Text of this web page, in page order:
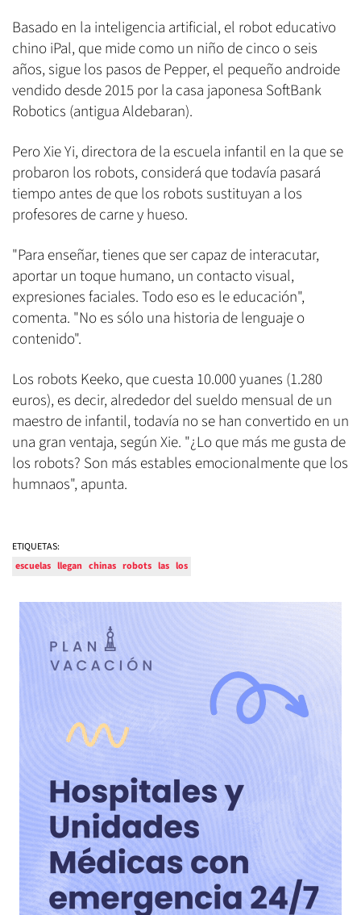
Basado en la inteligencia artificial, el robot educativo
chino iPal, que mide como un niño de cinco o seis
años, sigue los pasos de Pepper, el pequeño androide
vendido desde 2015 por la casa japonesa SoftBank
Robotics (antigua Aldebaran).
Pero Xie Yi, directora de la escuela infantil en la que se
probaron los robots, considerá que todavía pasará
tiempo antes de que los robots sustituyan a los
profesores de carne y hueso.
"Para enseñar, tienes que ser capaz de interacutar,
aportar un toque humano, un contacto visual,
expresiones faciales. Todo eso es le educación",
comenta. "No es sólo una historia de lenguaje o
contenido".
Los robots Keeko, que cuesta 10.000 yuanes (1.280
euros), es decir, alrededor del sueldo mensual de un
maestro de infantil, todavía no se han convertido en un
una gran ventaja, según Xie. "¿Lo que más me gusta de
los robots? Son más estables emocionalmente que los
humnaos", apunta.
ETIQUETAS:
escuelas llegan chinas robots las los